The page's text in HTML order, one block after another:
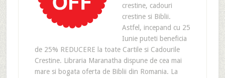
crestine, cadouri
crestine si Biblii.
Astfel, incepand cu 25
Iunie puteti beneficia
de 25% REDUCERE la toate Cartile si Cadourile
Crestine. Libraria Maranatha dispune de cea mai
mare si bogata oferta de Biblii din Romania. La